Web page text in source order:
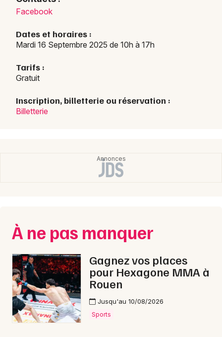
Choisir mes départements
Mon email
Facebook
Dates et horaires :
Mardi 16 Septembre 2025 de 10h à 17h
Tarifs :
Gratuit
Inscription, billetterie ou réservation :
Billetterie
À ne pas manquer
Gagnez vos places
pour Hexagone MMA à
Rouen
Jusqu'au 10/08/2026
Sports